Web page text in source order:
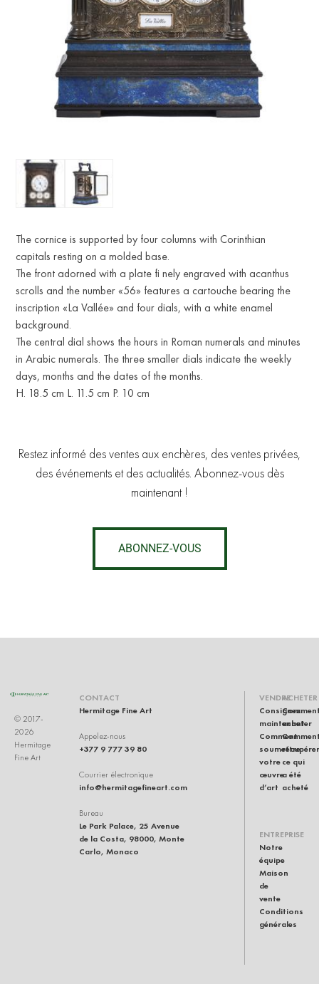
The cornice is supported by four columns with Corinthian
capitals resting on a molded base.
The front adorned with a plate fi nely engraved with acanthus
scrolls and the number «56» features a cartouche bearing the
inscription «La Vallée» and four dials, with a white enamel
background.
The central dial shows the hours in Roman numerals and minutes
in Arabic numerals. The three smaller dials indicate the weekly
days, months and the dates of the months.
H. 18.5 cm L. 11.5 cm P. 10 cm
Restez informé des ventes aux enchères, des ventes privées,
des événements et des actualités. Abonnez-vous dès
maintenant !
ABONNEZ-VOUS
© 2017-
2026
Hermitage
Fine Art
CONTACT
Hermitage Fine Art
Appelez-nous
+377 9 777 39 80
Courrier électronique
info@hermitagefineart.com
Bureau
Le Park Palace, 25 Avenue
de la Costa, 98000, Monte
Carlo, Monaco
VENDRE
Consignez
maintenant
Comment
soumettre
votre
œuvre
d’art
ACHETER
acheter
récupérer
ce qui
a été
acheté
ENTREPRISE
Notre
équipe
Maison
de
vente
Conditions
générales